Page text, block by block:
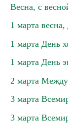
Весна, с
1 марта
1 марта День
1 марта День
2 марта
3 марта
3 марта